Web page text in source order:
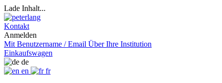
Lade Inhalt...
Kontakt
Anmelden
Mit Benutzername / Email Über Ihre Institution
Einkaufswagen
de
en
fr